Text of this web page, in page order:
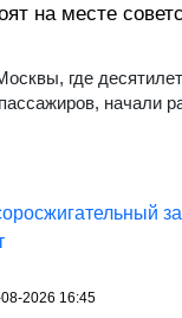
на месте
где
начали
2026 16:45